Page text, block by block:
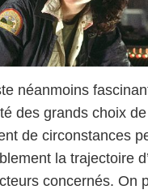
néanmoins
des grands choix
de circonstances
la trajectoire
concernés. On